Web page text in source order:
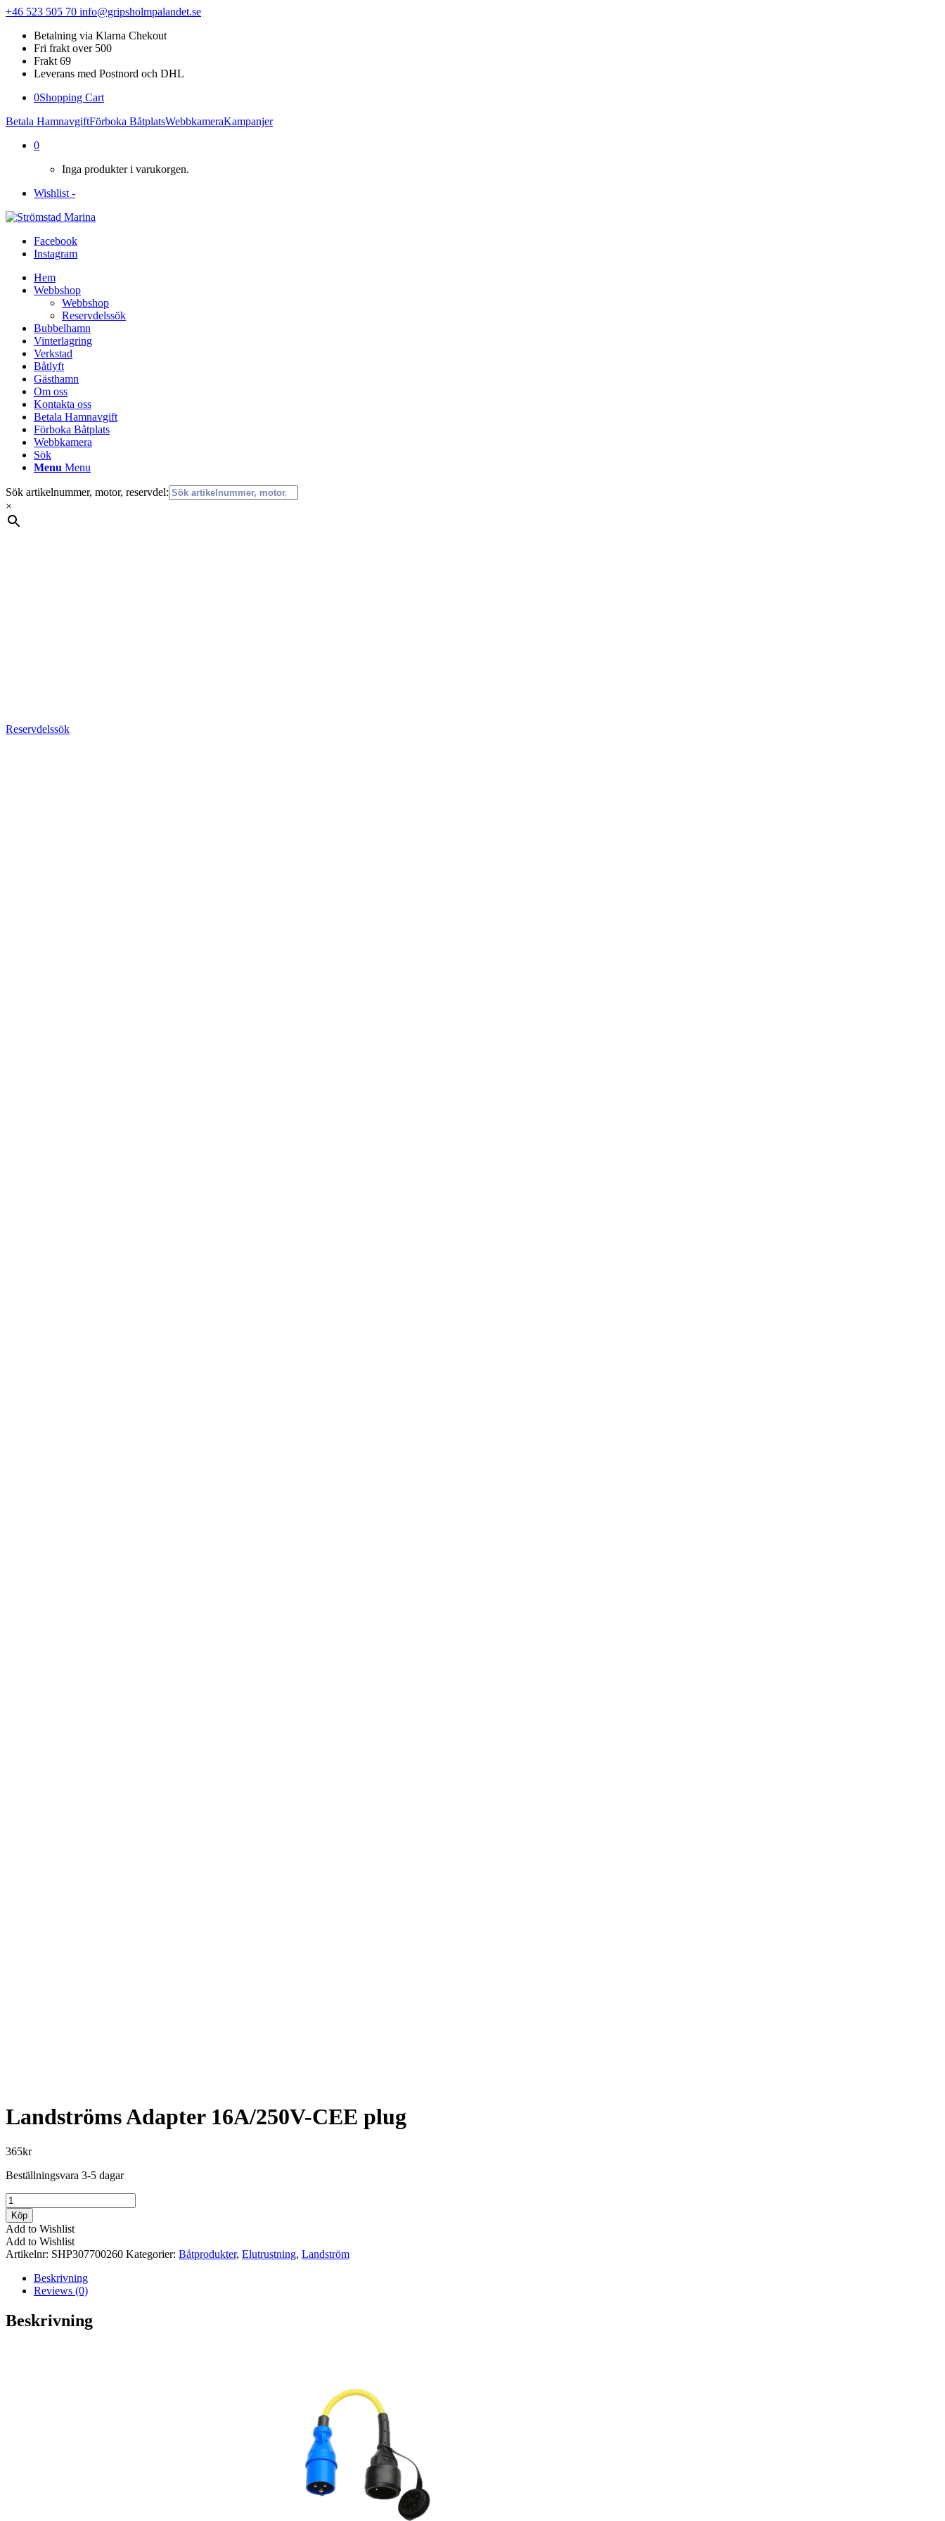
+46 523 505 70 info@gripsholmpalandet.se
Betalning via Klarna Chekout
Fri frakt over 500
Frakt 69
Leverans med Postnord och DHL
0Shopping Cart
Betala HamnavgiftFörboka BåtplatsWebbkameraKampanjer
0
Inga produkter i varukorgen.
Wishlist -
Facebook
Instagram
Hem
Webbshop
Webbshop
Reservdelssök
Bubbelhamn
Vinterlagring
Verkstad
Båtlyft
Gästhamn
Om oss
Kontakta oss
Betala Hamnavgift
Förboka Båtplats
Webbkamera
Sök
Menu Menu
Sök artikelnummer, motor, reservdel:
×
Reservdelssök
Landströms Adapter 16A/250V-CEE plug
365kr
Beställningsvara 3-5 dagar
Landströms
Adapter
16A/250V-
CEE
plug
mängd
Köp
Add to Wishlist
Add to Wishlist
Artikelnr: SHP307700260 Kategorier: Båtprodukter, Elutrustning, Landström
Beskrivning
Reviews (0)
Beskrivning